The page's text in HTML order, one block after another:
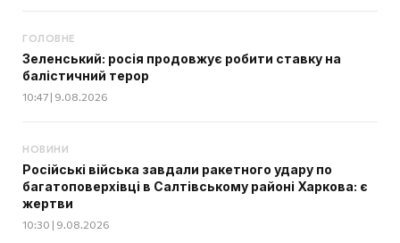
ГОЛОВНЕ
Зеленський: росія продовжує робити ставку на
балістичний терор
10:47 | 9.08.2026
НОВИНИ
Російські війська завдали ракетного удару по
багатоповерхівці в Салтівському районі Харкова: є
жертви
10:30 | 9.08.2026